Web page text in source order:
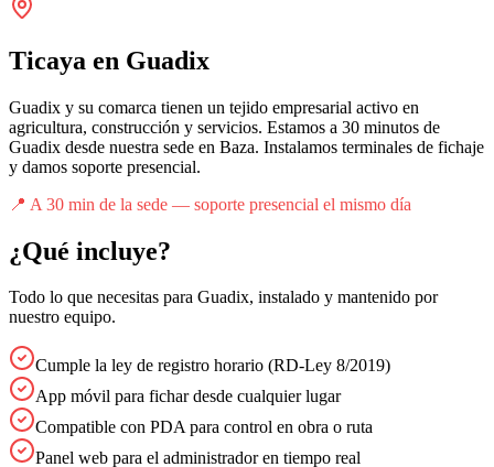
Ticaya en Guadix
Guadix y su comarca tienen un tejido empresarial activo en
agricultura, construcción y servicios. Estamos a 30 minutos de
Guadix desde nuestra sede en Baza. Instalamos terminales de fichaje
y damos soporte presencial.
📍 A 30 min de la sede — soporte presencial el mismo día
¿Qué incluye?
Todo lo que necesitas para Guadix, instalado y mantenido por
nuestro equipo.
Cumple la ley de registro horario (RD-Ley 8/2019)
App móvil para fichar desde cualquier lugar
Compatible con PDA para control en obra o ruta
Panel web para el administrador en tiempo real